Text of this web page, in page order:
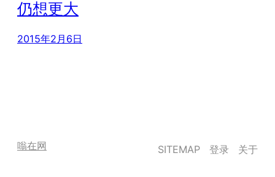
仍想更大
2015年2月6日
嗡在网 SITEMAP 登录 关于